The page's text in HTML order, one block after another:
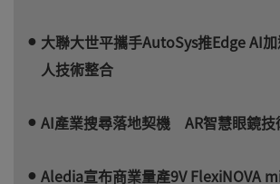
大聯大世平攜手AutoSys推Edge AI
人技術整合
AI產業搜尋落地契機 AR智慧眼鏡技
Aledia宣布商業量產9V FlexiNOVA